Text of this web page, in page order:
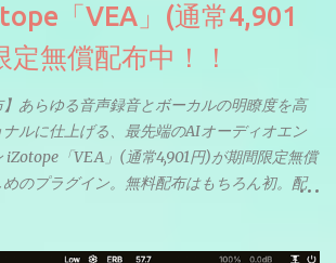
「VEA」(通常4,901
定無償配布中！！
】あらゆる音声録音とボーカルの明瞭度を高
ルに仕上げる、最先端のAIオーディオエン
iZotope「VEA」(通常4,901円)が期間限定無償
のプラグイン。無料配布はもちろん初。配